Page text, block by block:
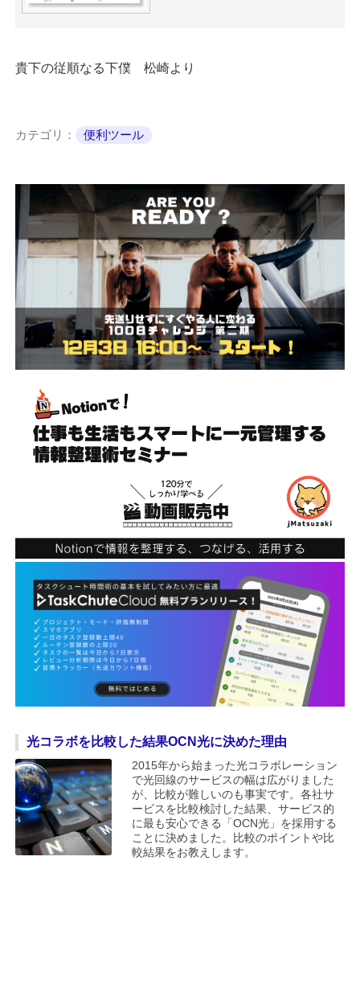
貴下の従順なる下僕 松崎より
カテゴリ： 便利ツール
光コラボを比較した結果OCN光に決めた理由
2015年から始まった光コラボレーション
で光回線のサービスの幅は広がりました
が、比較が難しいのも事実です。各社サ
ービスを比較検討した結果、サービス的
に最も安心できる「OCN光」を採用する
ことに決めました。比較のポイントや比
較結果をお教えします。